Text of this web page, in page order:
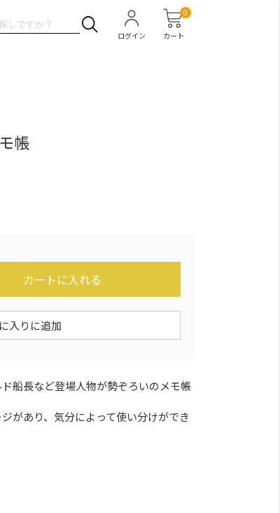
カート
0
ログイン
帳
カートに入れる
入りに追加
船長など登場人物が勢ぞろいのメモ帳
があり、気分によって使い分けができ